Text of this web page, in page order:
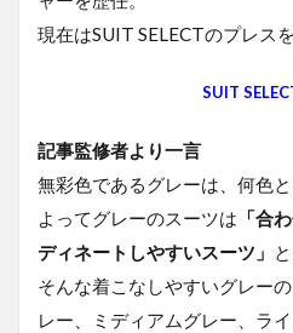
1.2.2
ーツ×サ
ックス
ブルー
シャツ
1.2.3
グレー
スーツ×
現在はSUIT SELECTのプレス
SUIT
記事監修者より一言
無彩色であるグレーは、何色
よってグレーのスーツは 「合
ディネートしやすいスーツ」
そんな着こなしやすいグレー
レー、ミディアムグレー、ラ